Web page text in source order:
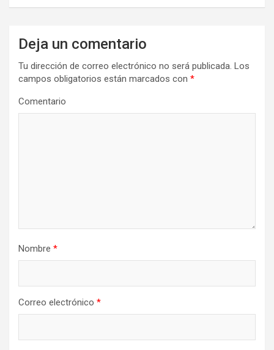
a
Deja un comentario
Tu dirección de correo electrónico no será publicada. Los
campos obligatorios están marcados con *
Comentario
Nombre *
Correo electrónico *